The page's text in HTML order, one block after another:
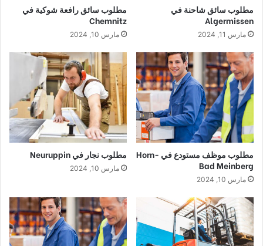
مطلوب سائق شاحنة في
Algermissen
مارس 11, 2024
مطلوب سائق رافعة شوكية في
Chemnitz
مارس 10, 2024
مطلوب موظف مستودع في Horn-
Bad Meinberg
مارس 10, 2024
مطلوب نجار في Neuruppin
مارس 10, 2024